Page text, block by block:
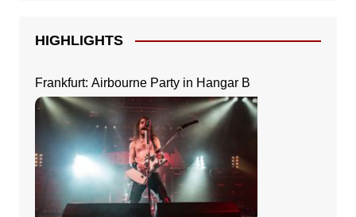
HIGHLIGHTS
Frankfurt: Airbourne Party in Hangar B